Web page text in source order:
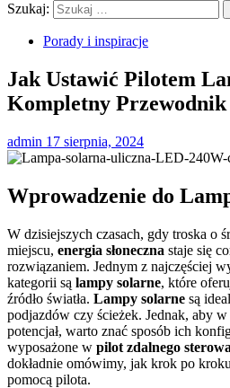
Szukaj:
Porady i inspiracje
Jak Ustawić Pilotem
Kompletny Przewodnik
admin 17 sierpnia, 2024
Wprowadzenie do
W dzisiejszych czasach, gdy troska o
miejscu, energia słoneczna staje się
rozwiązaniem. Jednym z najczęściej
kategorii są lampy solarne, które
źródło światła. Lampy solarne są
podjazdów czy ścieżek. Jednak, aby
potencjał, warto znać sposób ich
wyposażone w pilot zdalnego
dokładnie omówimy, jak krok po
pomocą pilota.